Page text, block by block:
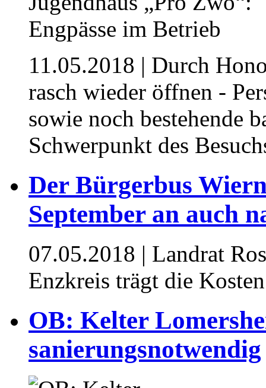
11.05.2018 | Durch
rasch wieder öffnen -
sowie noch bestehende
Schwerpunkt des
Der Bürgerbus
September an auch
07.05.2018 | Landrat
Enzkreis trägt die Kosten
OB: Kelter
sanierungsnotwendig